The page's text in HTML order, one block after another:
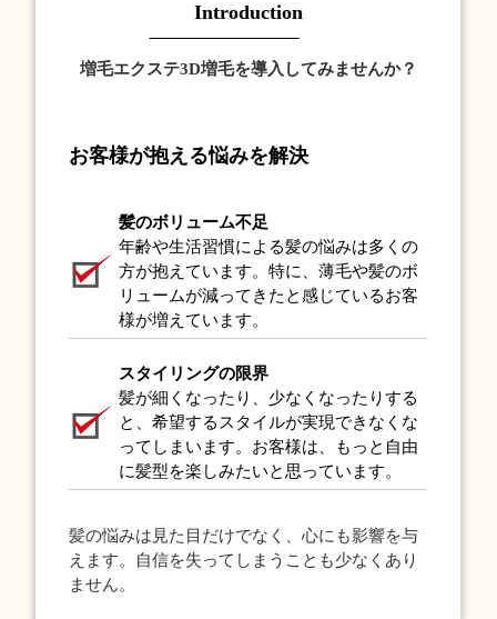
Introduction
増毛エクステ3D増毛を導入してみませんか？
お客様が抱える悩みを解決
髪のボリューム不足
年齢や生活習慣による髪の悩みは多くの
方が抱えています。特に、薄毛や髪のボ
リュームが減ってきたと感じているお客
様が増えています。
スタイリングの限界
髪が細くなったり、少なくなったりする
と、希望するスタイルが実現できなくな
ってしまいます。お客様は、もっと自由
に髪型を楽しみたいと思っています。
髪の悩みは見た目だけでなく、心にも影響を与
えます。自信を失ってしまうことも少なくあり
ません。